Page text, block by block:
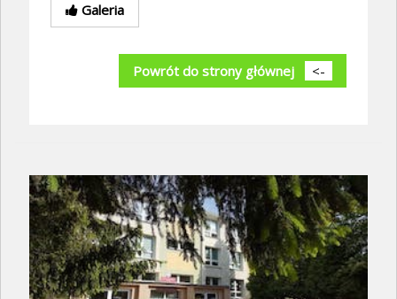
Galeria
Powrót do strony głównej <-